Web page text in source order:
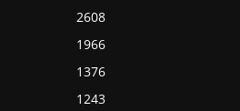
2608
1966
1376
1243